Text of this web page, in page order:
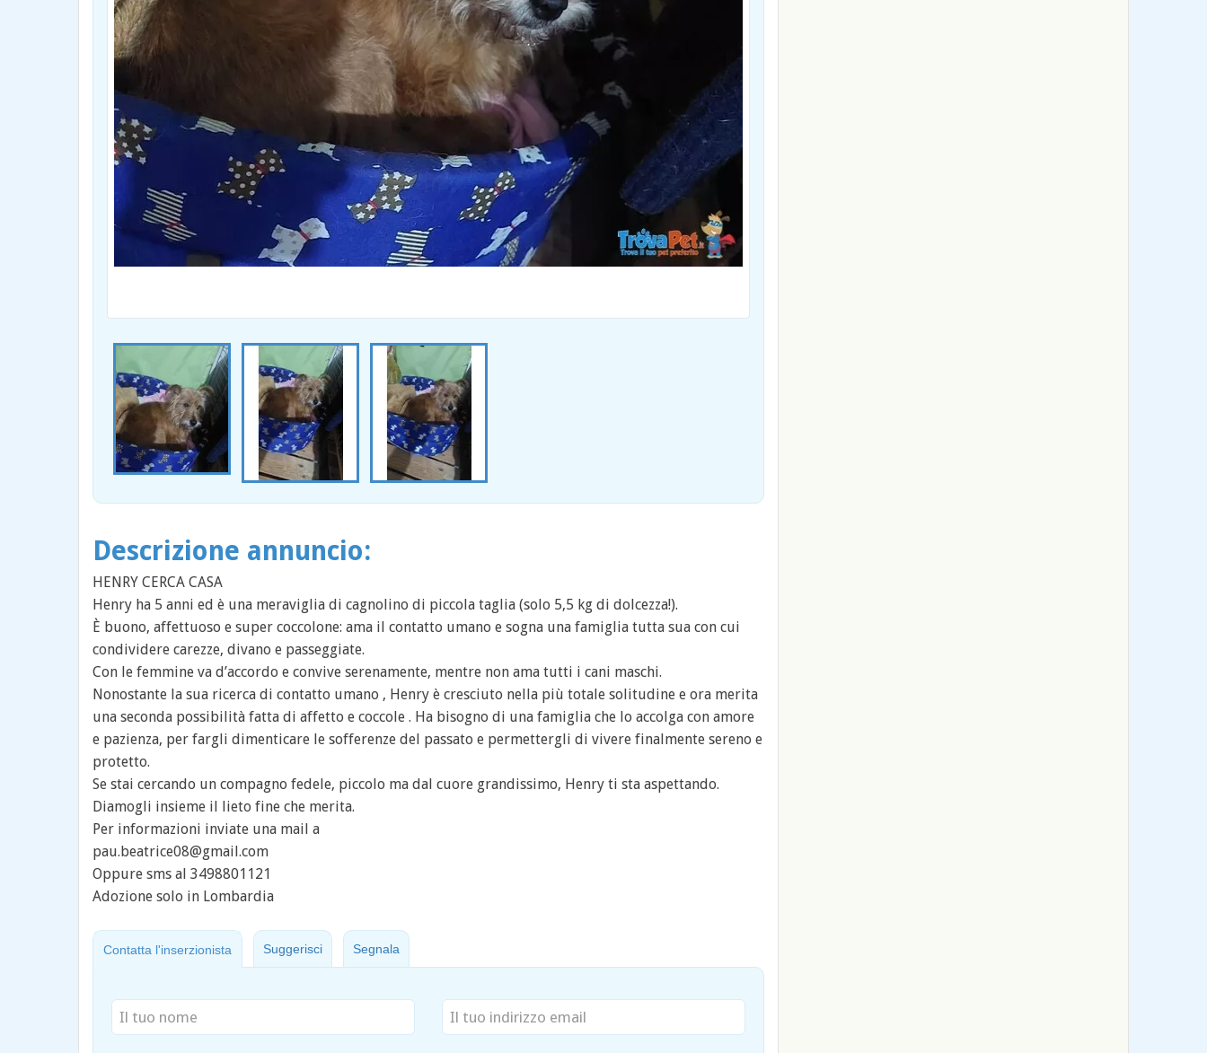
Descrizione annuncio:
HENRY CERCA CASA
Henry ha 5 anni ed è una meraviglia di cagnolino di piccola taglia (solo 5,5 kg di dolcezza!).
È buono, affettuoso e super coccolone: ama il contatto umano e sogna una famiglia tutta sua con cui
condividere carezze, divano e passeggiate.
Con le femmine va d’accordo e convive serenamente, mentre non ama tutti i cani maschi.
Nonostante la sua ricerca di contatto umano , Henry è cresciuto nella più totale solitudine e ora merita
una seconda possibilità fatta di affetto e coccole . Ha bisogno di una famiglia che lo accolga con amore
e pazienza, per fargli dimenticare le sofferenze del passato e permettergli di vivere finalmente sereno e
protetto.
Se stai cercando un compagno fedele, piccolo ma dal cuore grandissimo, Henry ti sta aspettando.
Diamogli insieme il lieto fine che merita.
Per informazioni inviate una mail a
pau.beatrice08@gmail.com
Oppure sms al 3498801121
Adozione solo in Lombardia
Contatta l'inserzionista Suggerisci Segnala